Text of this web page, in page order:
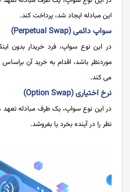
این مبادله ایجاد شد، پرداخت کند.
سواپ دائمی (Perpetual Swap)
در این نوع سواپ، فرد خریدار بدون
موردنظر باشد، اقدام به خرید آن
می ‌کند.
نرخ اختیاری (Option Swap)
در این نوع سواپ، یک طرف مبادله تعهد
نظر را در آینده بخرد یا بفروشد.